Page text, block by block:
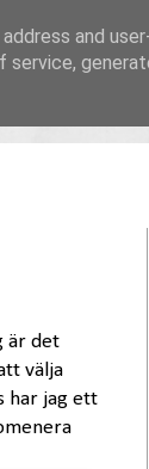
är det
välja
har jag ett
and
service,